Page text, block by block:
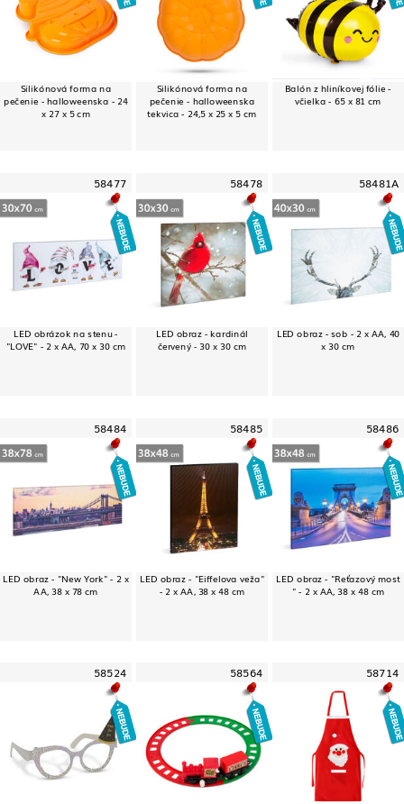
Silikónová forma na
pečenie - halloweenska - 24
x 27 x 5 cm
Silikónová forma na
pečenie - halloweenska
tekvica - 24,5 x 25 x 5 cm
Balón z hliníkovej fólie -
včielka - 65 x 81 cm
58477
LED obrázok na stenu -
"LOVE" - 2 x AA, 70 x 30 cm
58478
LED obraz - kardinál
červený - 30 x 30 cm
58481A
LED obraz - sob - 2 x AA, 40
x 30 cm
58484
LED obraz - "New York" - 2 x
AA, 38 x 78 cm
58485
LED obraz - "Eiffelova veža"
- 2 x AA, 38 x 48 cm
58486
LED obraz - "Reťazový most
" - 2 x AA, 38 x 48 cm
58524 58564 58714